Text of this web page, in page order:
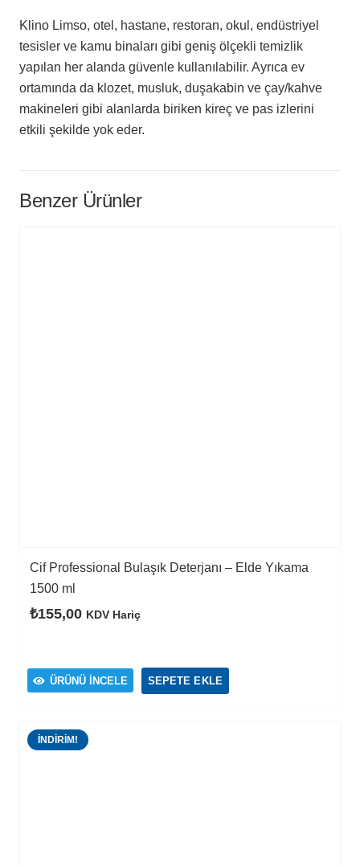
Klino Limso, otel, hastane, restoran, okul, endüstriyel
tesisler ve kamu binaları gibi geniş ölçekli temizlik
yapılan her alanda güvenle kullanılabilir. Ayrıca ev
ortamında da klozet, musluk, duşakabin ve çay/kahve
makineleri gibi alanlarda biriken kireç ve pas izlerini
etkili şekilde yok eder.
Benzer Ürünler
Cif Professional Bulaşık Deterjanı – Elde Yıkama
1500 ml
₺155,00 KDV Hariç
ÜRÜNÜ İNCELE SEPETE EKLE
İNDIRIM!